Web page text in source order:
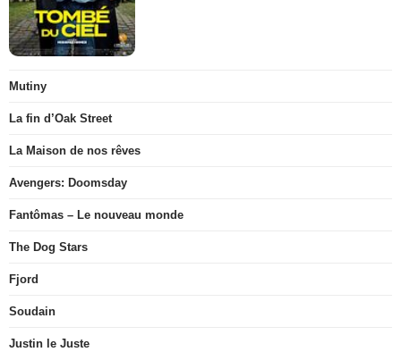
Mutiny
La fin d’Oak Street
La Maison de nos rêves
Avengers: Doomsday
Fantômas – Le nouveau monde
The Dog Stars
Fjord
Soudain
Justin le Juste